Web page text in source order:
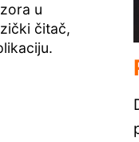
u
čitač,